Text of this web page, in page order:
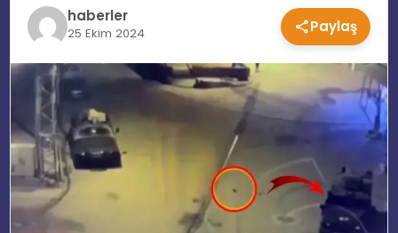
EĞITIM
MAGAZIN
SPOR
YAŞAM
haberler
25 Ekim 2024 Paylaş